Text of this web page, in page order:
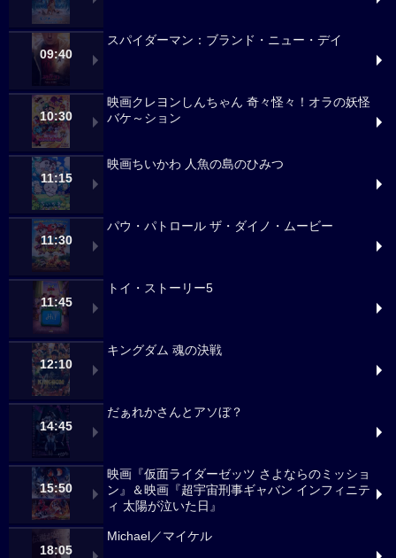
09:40
スパイダーマン：ブランド・ニュー・デイ
10:30
映画クレヨンしんちゃん 奇々怪々！オラの妖怪
バケ～ション
11:15
映画ちいかわ 人魚の島のひみつ
11:30
パウ・パトロール ザ・ダイノ・ムービー
11:45
トイ・ストーリー5
12:10
キングダム 魂の決戦
14:45
だぁれかさんとアソぼ？
15:50
映画『仮面ライダーゼッツ さよならのミッショ
ン』＆映画『超宇宙刑事ギャバン インフィニテ
ィ 太陽が泣いた日』
18:05
Michael／マイケル